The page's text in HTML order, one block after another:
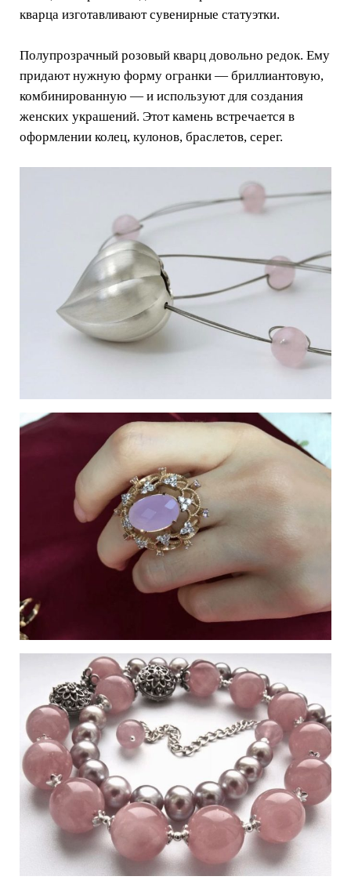
кварца изготавливают сувенирные статуэтки.
Полупрозрачный розовый кварц довольно редок. Ему
придают нужную форму огранки — бриллиантовую,
комбинированную — и используют для создания
женских украшений. Этот камень встречается в
оформлении колец, кулонов, браслетов, серег.